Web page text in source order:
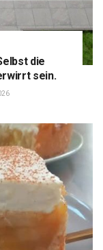
die
sein.